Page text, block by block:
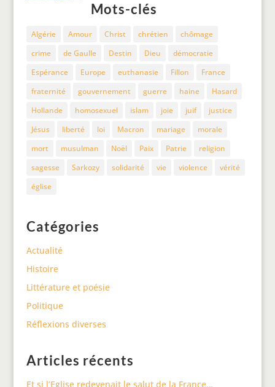
Mots-clés
Algérie Amour Christ chrétien
chômage
crime
de Gaulle Destin Dieu
démocratie
Espérance
Europe euthanasie Fillon
France
fraternité
gouvernement guerre haine
Hasard
Hollande
homosexuel islam joie juif
justice
Jésus
liberté loi Macron mariage
morale
mort
musulman Noël Paix Patrie
religion
sagesse
Sarkozy solidarité vie violence
vérité
église
Catégories
Actualité
Histoire
Littérature et poésie
Politique
Réflexions diverses
Articles récents
Et si l’Eglise redevenait le salut de la France…